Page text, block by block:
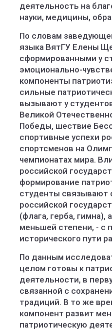
деятельность на
науки, медицины,
По словам
языка ВятГУ Елены
сформированными у
эмоционально-
компоненты
сильные
вызывают у
Великой
Победы, шествие
спортивные успехи
спортсменов на
чемпионатах мира.
российской
формирование
студенты связывают
российской
(флага, герба, гимна),
меньшей степени, - с
исторического пути
По данным
целом готовы к
деятельности, в
связанной с
традиций. В то же
компонент развит
патриотическую